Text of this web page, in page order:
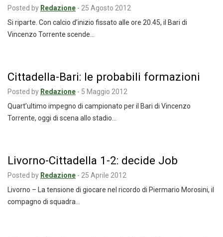
Posted by Redazione - 25 Agosto 2012
Si riparte. Con calcio d’inizio fissato alle ore 20.45, il Bari di
Vincenzo Torrente scende…
Cittadella-Bari: le probabili formazioni
Posted by Redazione - 5 Maggio 2012
Quart’ultimo impegno di campionato per il Bari di Vincenzo
Torrente, oggi di scena allo stadio…
Livorno-Cittadella 1-2: decide Job
Posted by Redazione - 25 Aprile 2012
Livorno – La tensione di giocare nel ricordo di Piermario Morosini, il
compagno di squadra…